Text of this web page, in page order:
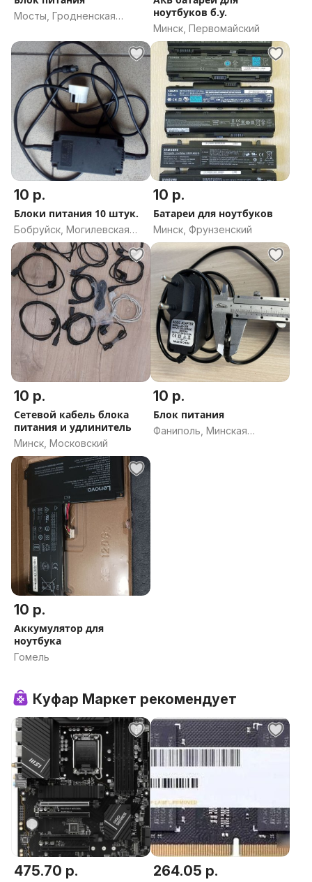
Мосты, Гродненская
ноутбуков б.у.
Минск, Первомайский
10 р.
Блоки питания 10 штук.
Бобруйск, Могилевская
область
10 р.
Батареи для ноутбуков
Минск, Фрунзенский
10 р.
Сетевой кабель блока
питания и удлинитель
Минск, Московский
10 р.
Блок питания
Фаниполь, Минская
10 р.
Аккумулятор для
ноутбука
Гомель
Куфар Маркет рекомендует
475.70 р. 264.05 р.